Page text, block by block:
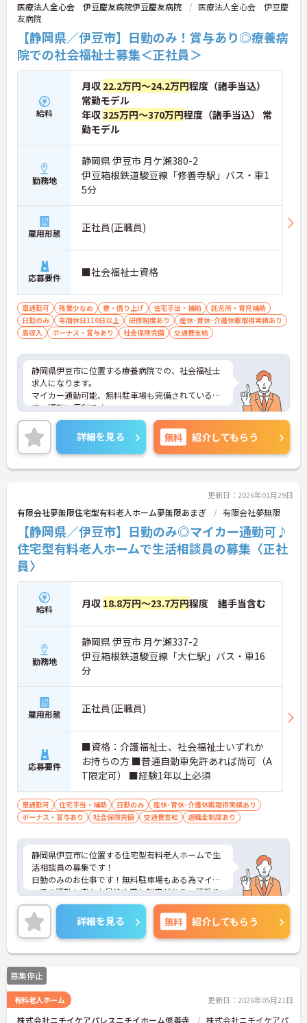
医療法人全心会 伊豆慶友病院伊豆慶友病院
医療法人全心会 伊豆慶
友病院
【静岡県／伊豆市】日勤のみ！賞与あり◎療養病
院での社会福祉士募集＜正社員＞
給料
月収 22.2万円～24.2万円程度（諸手当込）
常勤モデル
年収325万円～370万円程度（諸手当込） 常
勤モデル
勤務地
静岡県 伊豆市 月ケ瀬380-2
伊豆箱根鉄道駿豆線「修善寺駅」バス・車1
5分
雇用形態 正社員(正職員)
応募要件 ■社会福祉士資格
車通勤可 残業少なめ 寮・借り上げ 住宅手当・補助
託児所・育児補助
日勤のみ
年間休日110日以上 研修制度あり
産休･育休･介護休暇取得実績あり
高収入
ボーナス・賞与あり 社会保険完備 交通費支給
静岡県伊豆市に位置する療養病院での、社会福祉士
求人になります。
マイカー通勤可能、無料駐車場も完備されているの
で、通勤に便利です。
また、充実した福利厚生も魅力のひとつ。単身用・
世帯用の入居可能住宅あり、育児休暇制度や託児所
もありますので、小さなお子様がいらっしゃる方も
安心です♪
最新の求人状況や質問につきましては、お気軽にお
詳細を見る 無料 紹介してもらう
更新日：2026年01月29日
有限会社夢無限住宅型有料老人ホーム夢無限あまぎ 有限会社夢無限
【静岡県／伊豆市】日勤のみ◎マイカー通勤可♪
住宅型有料老人ホームで生活相談員の募集〈正社
員〉
給料 月収 18.8万円～23.7万円程度 諸手当含む
勤務地
静岡県 伊豆市 月ケ瀬337-2
伊豆箱根鉄道駿豆線「大仁駅」バス・車16
分
雇用形態 正社員(正職員)
応募要件
■資格：介護福祉士、社会福祉士いずれか
お持ちの方 ■普通自動車免許あれば尚可（A
T限定可） ■経験1年以上必須
車通勤可 住宅手当・補助 日勤のみ
産休･育休･介護休暇取得実績あり
ボーナス・賞与あり
社会保険完備 交通費支給 退職金制度あり
静岡県伊豆市に位置する住宅型有料老人ホームで生
活相談員の募集です！
日勤のみのお仕事です！無料駐車場もある為マイカ
ーでの通勤も楽々♪昇給や賞与制度があり、頑張り
が評価されてしっかりと還元されます。さらに各種
手当もあるのは嬉しいポイントです◎丁寧な研修と
フォロー体制で、ご自身のスキルアップもできま
す！
こちらの求人にご興味がございましたら面接のポイ
ントもお伝えしますので是非ご応募お待ちしており
ます。
詳細を見る 無料 紹介してもらう
募集停止
有料老人ホーム 更新日：2026年05月21日
株式会社ニチイケアパレスニチイホーム修善寺 株式会社ニチイケアパ